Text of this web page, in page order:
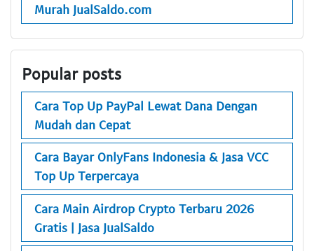
Murah JualSaldo.com
Popular posts
Cara Top Up PayPal Lewat Dana Dengan
Mudah dan Cepat
Cara Bayar OnlyFans Indonesia & Jasa VCC
Top Up Terpercaya
Cara Main Airdrop Crypto Terbaru 2026
Gratis | Jasa JualSaldo